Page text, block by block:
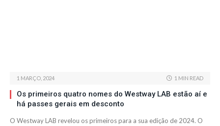
1 MARÇO, 2024 1 MIN READ
Os primeiros quatro nomes do Westway LAB estão aí e
há passes gerais em desconto
O Westway LAB revelou os primeiros para a sua edição de 2024. O